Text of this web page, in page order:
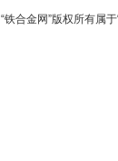
“铁合金网”版权所有属